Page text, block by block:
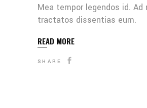
Mea tempor legendos id. Ad
tractatos dissentias eum.
READ MORE
SHARE